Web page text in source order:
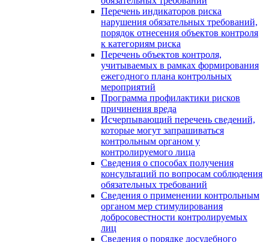
Перечень индикаторов риска
нарушения обязательных требований,
порядок отнесения объектов контроля
к категориям риска
Перечень объектов контроля,
учитываемых в рамках формирования
ежегодного плана контрольных
мероприятий
Программа профилактики рисков
причинения вреда
Исчерпывающий перечень сведений,
которые могут запрашиваться
контрольным органом у
контролируемого лица
Сведения о способах получения
консультаций по вопросам соблюдения
обязательных требований
Сведения о применении контрольным
органом мер стимулирования
добросовестности контролируемых
лиц
Сведения о порядке досудебного